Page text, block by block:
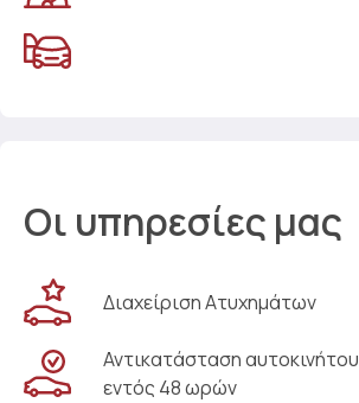
Οι υπηρεσίες μας
Διαχείριση Ατυχημάτων
Αντικατάσταση αυτοκινήτου
εντός 48 ωρών